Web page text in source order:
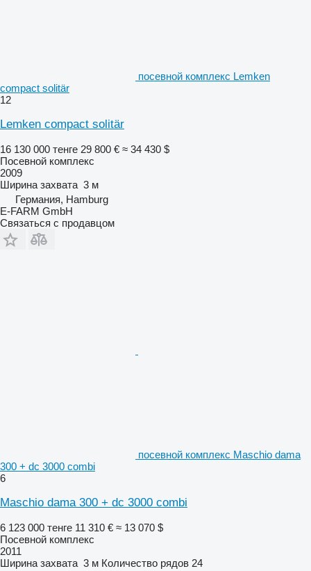
посевной комплекс Lemken
compact solitär
12
Lemken compact solitär
16 130 000 тенге 29 800 € ≈ 34 430 $
Посевной комплекс
2009
Ширина захвата 3 м
Германия, Hamburg
E-FARM GmbH
Связаться с продавцом
посевной комплекс Maschio dama
300 + dc 3000 combi
6
Maschio dama 300 + dc 3000 combi
6 123 000 тенге 11 310 € ≈ 13 070 $
Посевной комплекс
2011
Ширина захвата 3 м Количество рядов 24